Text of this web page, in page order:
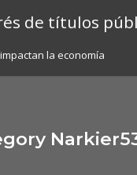
de títulos
la economía